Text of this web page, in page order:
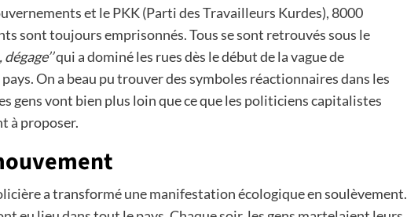
et le PKK (Parti des Travailleurs Kurdes), 8000
sont toujours emprisonnés. Tous se sont retrouvés sous le
qui a dominé les rues dès le début de la vague de
On a beau pu trouver des symboles réactionnaires dans les
gens vont bien plus loin que ce que les politiciens capitalistes
à proposer.
a transformé une manifestation écologique en soulèvement.